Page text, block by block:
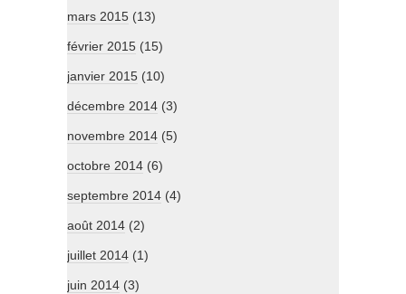
mars 2015 (13)
février 2015 (15)
janvier 2015 (10)
décembre 2014 (3)
novembre 2014 (5)
octobre 2014 (6)
septembre 2014 (4)
août 2014 (2)
juillet 2014 (1)
juin 2014 (3)